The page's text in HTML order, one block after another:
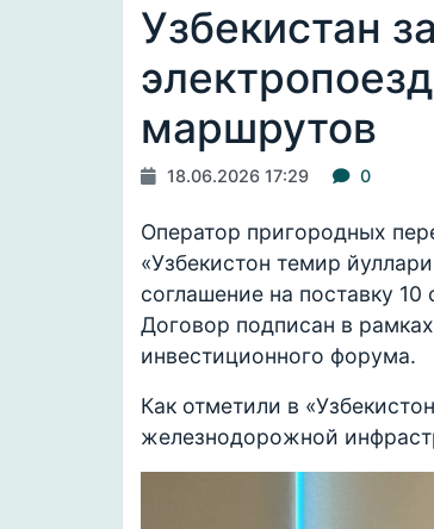
Узбекистан
маршрутов
18.06.2026 17:29 0
Оператор пригородных
«Узбекистон темир
соглашение на поставку
Договор подписан в
инвестиционного форума.
Как отметили в
железнодорожной